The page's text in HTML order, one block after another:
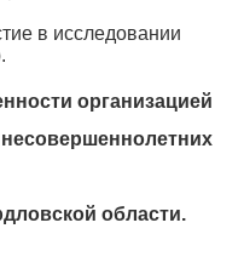
в исследовании
организацией
области.